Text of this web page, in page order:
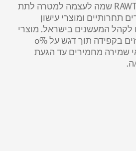
חברת רו טו גו RAWTOGO שמה לעצמה למטרה לתת
תחרותיים ומוצרי עישון
לקהל המעשנים בישראל. מוצרי
החנות נבחרים ונארזים בקפידה תוך דגש על 0%
שמירה מחמירים עד הגעת